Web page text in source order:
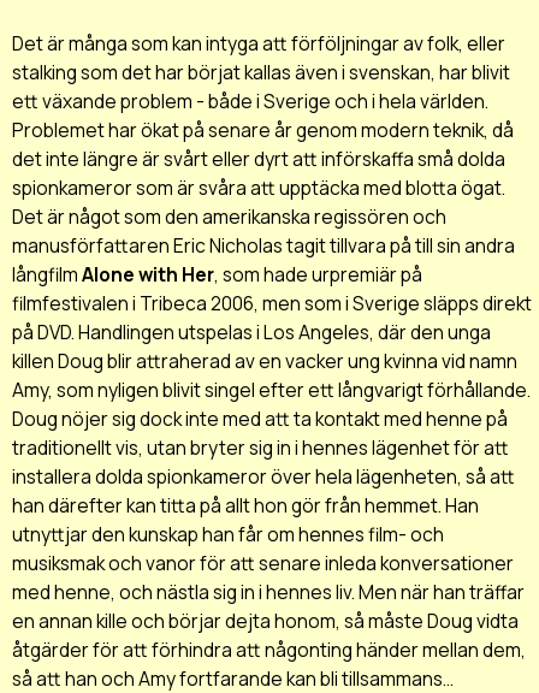
Det är många som kan intyga att förföljningar av folk, eller
stalkingsom det har börjat kallas även i svenskan, har blivit
ett växande problem - både i Sverige och i hela världen.
Problemet har ökat på senare år genom modern teknik, då
det inte längre är svårt eller dyrt att införskaffa små dolda
spionkameror som är svåra att upptäcka med blotta ögat.
Det är något som den amerikanska regissören och
manusförfattaren Eric Nicholas tagit tillvara på till sin andra
långfilmAlone with Her, som hade urpremiär på
filmfestivalen i Tribeca 2006, men som i Sverige släpps direkt
på DVD. Handlingen utspelas i Los Angeles, där den unga
killen Doug blir attraherad av en vacker ung kvinna vid namn
Amy, som nyligen blivit singel efter ett långvarigt förhållande.
Doug nöjer sig dock inte med att ta kontakt med henne på
traditionellt vis, utan bryter sig in i hennes lägenhet för att
installera dolda spionkameror över hela lägenheten, så att
han därefter kan titta på allt hon gör från hemmet. Han
utnyttjar den kunskap han får om hennes film- och
musiksmak och vanor för att senare inleda konversationer
med henne, och nästla sig in i hennes liv. Men när han träffar
en annan kille och börjar dejta honom, så måste Doug vidta
åtgärder för att förhindra att någonting händer mellan dem,
så att han och Amy fortfarande kan bli tillsammans...